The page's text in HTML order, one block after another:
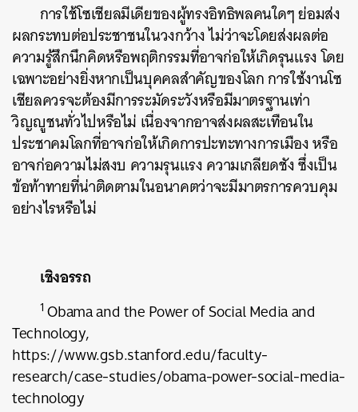
การใช้โซเชียลมีเดียของผู้ทรงอิทธิพลคนใดๆ ย่อมส่ง
ผลกระทบต่อประชาชนในวงกว้าง ไม่ว่าจะโดยส่งผลต่อ
ความรู้สึกนึกคิดหรือพฤติกรรมที่อาจก่อให้เกิดรุนแรง โดย
เฉพาะอย่างยิ่งหากเป็นบุคคลสำคัญของโลก การใช้งานโซ
เชียลควรจะต้องมีการระมัดระวังหรือมีมาตรฐานเท่า
วิญญูชนทั่วไปหรือไม่ เนื่องจากอาจส่งผลสะเทือนใน
ประชาคมโลกที่อาจก่อให้เกิดการปะทะทางการเมือง หรือ
อาจก่อความไม่สงบ ความรุนแรง ความเกลียดชัง ซึ่งเป็น
ข้อท้าทายที่น่าติดตามในอนาคตว่าจะมีมาตรการควบคุม
อย่างไรหรือไม่
เชิงอรรถ
1Obama and the Power of Social Media and
Technology,
https://www.gsb.stanford.edu/faculty-
research/case-studies/obama-power-social-media-
technology